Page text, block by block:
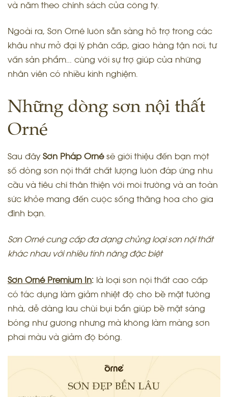
và năm theo chính sách của công ty.
Ngoài ra, Sơn Orné luôn sẵn sàng hỗ trợ trong các
khâu như mở đại lý phân cấp, giao hàng tận nơi, tư
vấn sản phẩm… cùng với sự trợ giúp của những
nhân viên có nhiều kinh nghiệm.
Những dòng sơn nội thất
Orné
Sau đâySơn Pháp Orné sẽ giới thiệu đến bạn một
số dòng sơn nội thất chất lượng luôn đáp ứng nhu
cầu và tiêu chí thân thiện với môi trường và an toàn
sức khỏe mang đến cuộc sống thăng hoa cho gia
đình bạn.
Sơn Orné cung cấp đa dạng chủng loại sơnnội thất
khác nhau với nhiều tính năng đặc biệt
Sơn Orné Premium In: là loại sơn nội thất cao cấp
có tác dụng làm giảm nhiệt độ cho bề mặt tường
nhà, dễ dàng lau chùi bụi bẩn giúp bề mặt sáng
bóng như gương nhưng mà không làm màng sơn
phai màu và giảm độ bóng.